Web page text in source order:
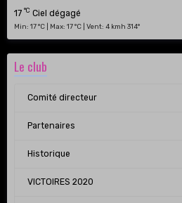
17 °C Ciel dégagé
Min: 17 °C | Max: 17 °C | Vent: 4 kmh 314°
Le club
Comité directeur
Partenaires
Historique
VICTOIRES 2020